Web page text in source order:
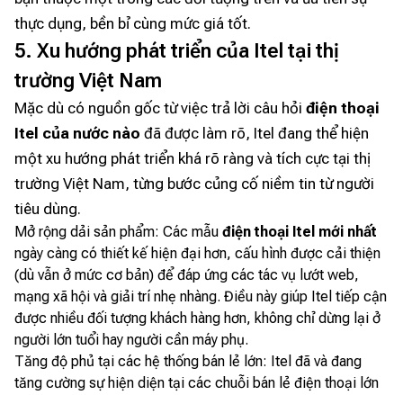
thực dụng, bền bỉ cùng mức giá tốt.
5. Xu hướng phát triển của Itel tại thị
trường Việt Nam
Mặc dù có nguồn gốc từ việc trả lời câu hỏi điện thoại
Itel của nước nào đã được làm rõ, Itel đang thể hiện
một xu hướng phát triển khá rõ ràng và tích cực tại thị
trường Việt Nam, từng bước củng cố niềm tin từ người
tiêu dùng.
Mở rộng dải sản phẩm: Các mẫu điện thoại Itel mới nhất
ngày càng có thiết kế hiện đại hơn, cấu hình được cải thiện
(dù vẫn ở mức cơ bản) để đáp ứng các tác vụ lướt web,
mạng xã hội và giải trí nhẹ nhàng. Điều này giúp Itel tiếp cận
được nhiều đối tượng khách hàng hơn, không chỉ dừng lại ở
người lớn tuổi hay người cần máy phụ.
Tăng độ phủ tại các hệ thống bán lẻ lớn: Itel đã và đang
tăng cường sự hiện diện tại các chuỗi bán lẻ điện thoại lớn